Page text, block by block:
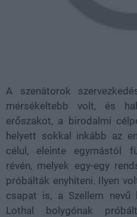
A szenátorok
mérsékeltebb volt, és
erőszakot, a birodalmi
helyett sokkal inkább az
célul, eleinte egymástól
révén, melyek egy-egy
próbálták enyhíteni. Ilyen
csapat is, a Szellem nevű
Lothal bolygónak